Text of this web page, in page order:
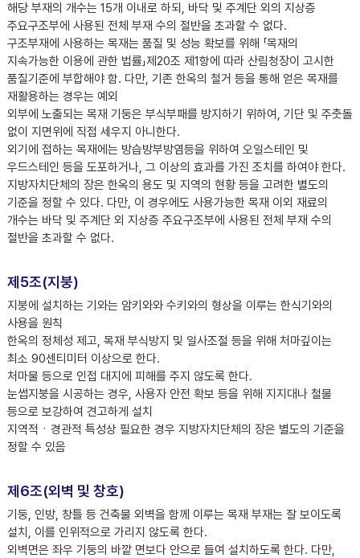
해당 부재의 개수는 15개 이내로 하되, 바닥 및 주계단 외의 지상층
주요구조부에 사용된 전체 부재 수의 절반을 초과할 수 없다.
구조부재에 사용하는 목재는 품질 및 성능 확보를 위해 「목재의
지속가능한 이용에 관한 법률」제20조 제1항에 따라 산림청장이 고시한
품질기준에 부합해야 함. 다만, 기존 한옥의 철거 등을 통해 얻은 목재를
재활용하는 경우는 예외
외부에 노출되는 목재 기둥은 부식부패를 방지하기 위하여, 기단 및 주춧돌
없이 지면위에 직접 세우지 아니한다.
외기에 접하는 목재에는 방습방부방염등을 위하여 오일스테인 및
우드스테인 등을 도포하거나, 그 이상의 효과를 가진 조치를 하여야 한다.
지방자치단체의 장은 한옥의 용도 및 지역의 현황 등을 고려한 별도의
기준을 정할 수 있다. 다만, 이 경우에도 사용가능한 목재 이외 재료의
개수는 바닥 및 주계단 외 지상층 주요구조부에 사용된 전체 부재 수의
절반을 초과할 수 없다.
제5조(지붕)
지붕에 설치하는 기와는 암키와와 수키와의 형상을 이루는 한식기와의
사용을 원칙
한옥의 정체성 제고, 목재 부식방지 및 일사조절 등을 위해 처마깊이는
최소 90센티미터 이상으로 한다.
처마물 등으로 인접 대지에 피해를 주지 않도록 한다.
눈썹지붕을 시공하는 경우, 사용자 안전 확보 등을 위해 지지대나 철물
등으로 보강하여 견고하게 설치
지역적ㆍ경관적 특성상 필요한 경우 지방자치단체의 장은 별도의 기준을
정할 수 있음
제6조(외벽 및 창호)
기둥, 인방, 창틀 등 건축물 외벽을 함께 이루는 목재 부재는 잘 보이도록
설치, 이를 인위적으로 가리지 않도록 한다.
외벽면은 좌우 기둥의 바깥 면보다 안으로 들여 설치하도록 한다. 다만,